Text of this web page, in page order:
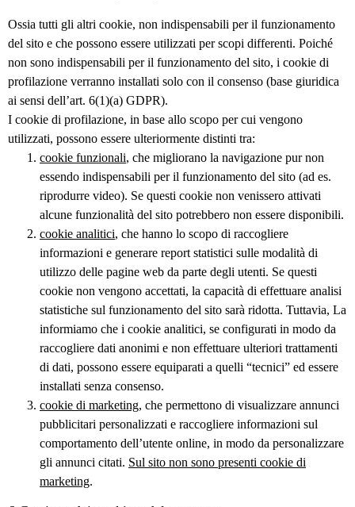
Ossia tutti gli altri cookie, non indispensabili per il funzionamento
del sito e che possono essere utilizzati per scopi differenti. Poiché
non sono indispensabili per il funzionamento del sito, i cookie di
profilazione verranno installati solo con il consenso (base giuridica
ai sensi dell’art. 6(1)(a) GDPR).
I cookie di profilazione, in base allo scopo per cui vengono
utilizzati, possono essere ulteriormente distinti tra:
cookie funzionali, che migliorano la navigazione pur non
essendo indispensabili per il funzionamento del sito (ad es.
riprodurre video). Se questi cookie non venissero attivati
alcune funzionalità del sito potrebbero non essere disponibili.
cookie analitici, che hanno lo scopo di raccogliere
informazioni e generare report statistici sulle modalità di
utilizzo delle pagine web da parte degli utenti. Se questi
cookie non vengono accettati, la capacità di effettuare analisi
statistiche sul funzionamento del sito sarà ridotta. Tuttavia, La
informiamo che i cookie analitici, se configurati in modo da
raccogliere dati anonimi e non effettuare ulteriori trattamenti
di dati, possono essere equiparati a quelli “tecnici” ed essere
installati senza consenso.
cookie di marketing, che permettono di visualizzare annunci
pubblicitari personalizzati e raccogliere informazioni sul
comportamento dell’utente online, in modo da personalizzare
gli annunci citati. Sul sito non sono presenti cookie di
marketing.